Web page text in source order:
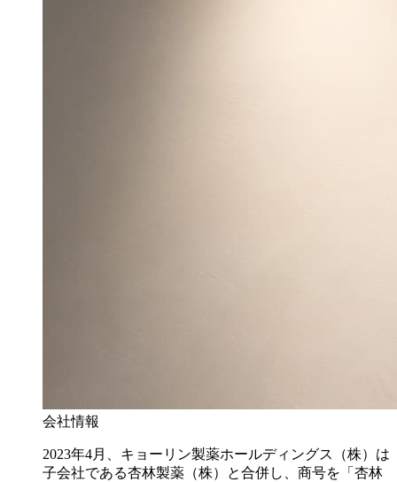
会社情報
2023年4月、キョーリン製薬ホールディングス（株）は
子会社である杏林製薬（株）と合併し、商号を「杏林